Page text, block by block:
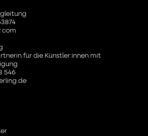
für die Künstler:innen mit
546